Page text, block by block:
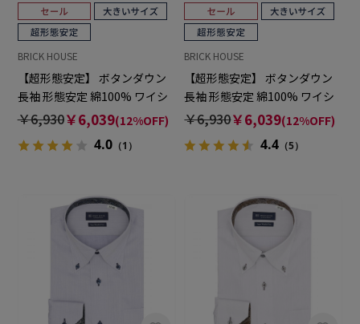
BRICK HOUSE
【超形態安定】 ボタンダウン
長袖 形態安定 綿100% ワイシ
ャツ 大きいサイズ
￥6,930￥6,039(12%OFF)
4.0（1）
BRICK HOUSE
【超形態安定】 ボタンダウン
長袖 形態安定 綿100% ワイシ
ャツ 大きいサイズ
￥6,930￥6,039(12%OFF)
4.4 （5）